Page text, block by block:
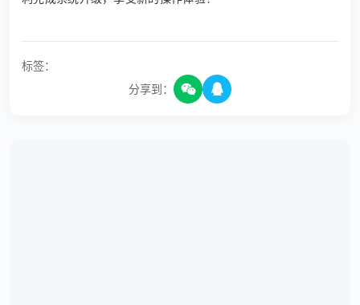
标签：
分享到：